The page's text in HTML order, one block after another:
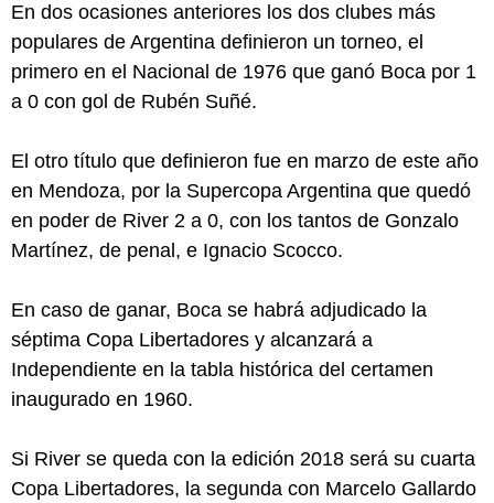
En dos ocasiones anteriores los dos clubes más
populares de Argentina definieron un torneo, el
primero en el Nacional de 1976 que ganó Boca por 1
a 0 con gol de Rubén Suñé.
El otro título que definieron fue en marzo de este año
en Mendoza, por la Supercopa Argentina que quedó
en poder de River 2 a 0, con los tantos de Gonzalo
Martínez, de penal, e Ignacio Scocco.
En caso de ganar, Boca se habrá adjudicado la
séptima Copa Libertadores y alcanzará a
Independiente en la tabla histórica del certamen
inaugurado en 1960.
Si River se queda con la edición 2018 será su cuarta
Copa Libertadores, la segunda con Marcelo Gallardo